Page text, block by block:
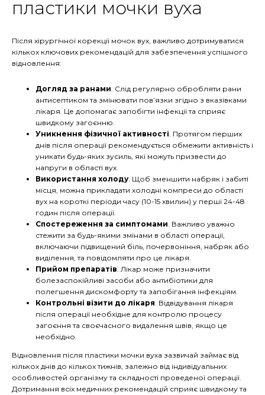
пластики мочки вуха
Після хірургічної корекції мочок вух, важливо дотримуватися
кількох ключових рекомендацій для забезпечення успішного
відновлення:
Догляд за ранами. Слід регулярно обробляти рани
антисептиком та змінювати пов’язки згідно з вказівками
лікаря. Це допомагає запобігти інфекції та сприяє
швидкому загоєнню.
Уникнення фізичної активності. Протягом перших
днів після операції рекомендується обмежити активність і
уникати будь-яких зусиль, які можуть призвести до
напруги в області вух.
Використання холоду. Щоб зменшити набряк і забиті
місця, можна прикладати холодні компреси до області
вух на короткі періоди часу (10-15 хвилин) у перші 24-48
годин після операції.
Спостереження за симптомами. Важливо уважно
стежити за будь-якими змінами в області операції,
включаючи підвищений біль, почервоніння, набряк або
виділення, та повідомляти про це лікаря.
Прийом препаратів. Лікар може призначити
болезаспокійливі засоби або антибіотики для
полегшення дискомфорту та запобігання інфекціям.
Контрольні візити до лікаря. Відвідування лікаря
після операції необхідне для контролю процесу
загоєння та своєчасного видалення швів, якщо це
необхідно.
Відновлення після пластики мочки вуха зазвичай займає від
кількох днів до кількох тижнів, залежно від індивідуальних
особливостей організму та складності проведеної операції.
Дотримання всіх медичних рекомендацій сприяє швидкому та